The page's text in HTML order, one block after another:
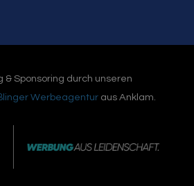
& Sponsoring durch unseren
Werbeagentur aus Anklam.